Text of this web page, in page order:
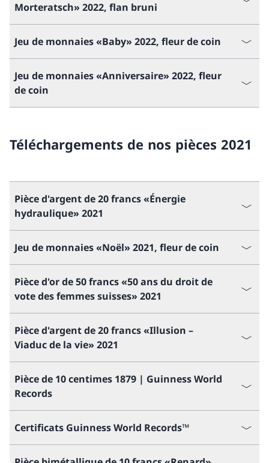
Morteratsch» 2022, flan bruni
Jeu de monnaies «Baby» 2022, fleur de coin
Jeu de monnaies «Anniversaire» 2022, fleur
de coin
Téléchargements de nos pièces 2021
Pièce d'argent de 20 francs «Énergie
hydraulique» 2021
Jeu de monnaies «Noël» 2021, fleur de coin
Pièce d'or de 50 francs «50 ans du droit de
vote des femmes suisses» 2021
Pièce d'argent de 20 francs «Illusion –
Viaduc de la vie» 2021
Pièce de 10 centimes 1879 | Guinness World
Records
Certificats Guinness World Records™